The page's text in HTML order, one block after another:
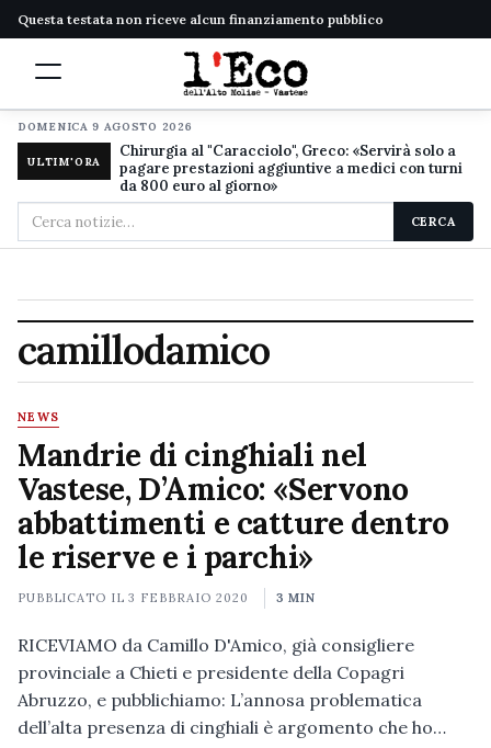
Questa testata non riceve alcun finanziamento pubblico
DOMENICA 9 AGOSTO 2026
ULTIM'ORA
Chirurgia al "Caracciolo", Greco: «Servirà solo a
pagare prestazioni aggiuntive a medici con turni
da 800 euro al giorno»
Cerca
nel
CERCA
camillodamico
NEWS
Mandrie di cinghiali nel
Vastese, D’Amico: «Servono
abbattimenti e catture dentro
le riserve e i parchi»
PUBBLICATO IL3 FEBBRAIO 2020 3 MIN
RICEVIAMO da Camillo D'Amico, già consigliere
provinciale a Chieti e presidente della Copagri
Abruzzo, e pubblichiamo: L’annosa problematica
dell’alta presenza di cinghiali è argomento che ho…